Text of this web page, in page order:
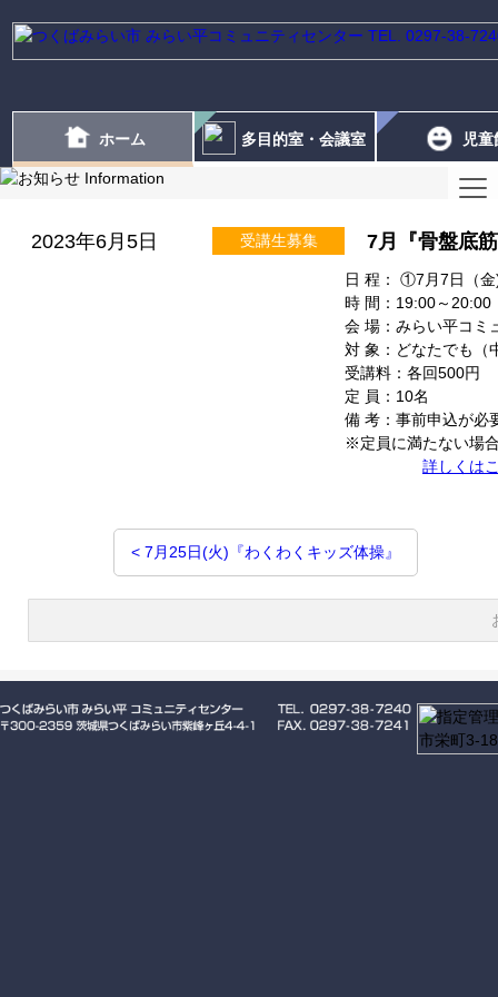
ホーム 多目的室・会議室 児童
2023年6月5日 受講生募集 7月『骨盤底
日 程： ①7月7日（
時 間：19:00～20:00
会 場：みらい平コ
対 象：どなたでも（
受講料：各回500円
定 員：10名
備 考：事前申込が必
※定員に満たない場
詳しくは
シ
ョ
ン
< 7月25日(火)『わくわくキッズ体操』